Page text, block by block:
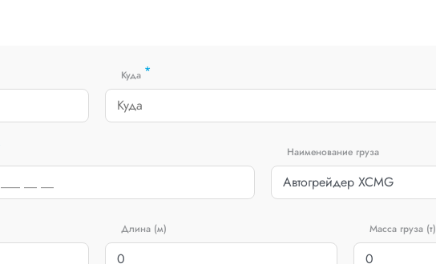
Куда *
Наименование груза
Длина (м) Масса груза (т)